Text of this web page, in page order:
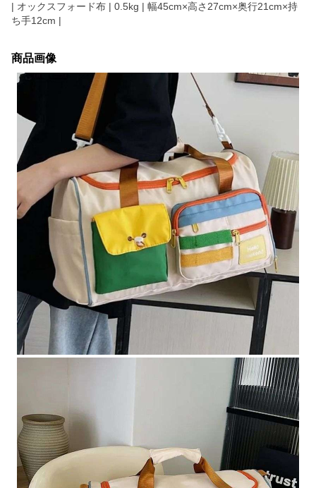
| オックスフォード布 | 0.5kg | 幅45cm×高さ27cm×奥行21cm×持
ち手12cm |
商品画像